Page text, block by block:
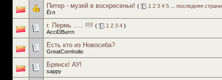
Питер - музей в воскресенье! ( 1 2 3 4 5
последняя
Ёгл
г. Пермь ..... !!!! ( 1 2 3 4 )
AcciDBurrn
Есть кто из Новосиба?
GreatCornholio
Брянск! АУ!
sappy